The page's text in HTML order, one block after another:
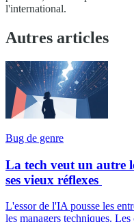
l'international.
Autres articles
Bug de genre
La tech veut un autre
ses vieux réflexes
L'essor de l'IA pousse les
les managers techniques.